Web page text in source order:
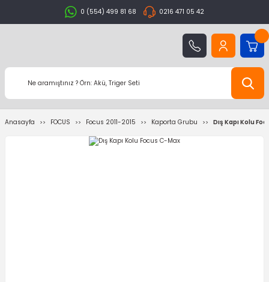
0 (554) 499 81 68 0216 471 05 42
Anasayfa FOCUS Focus 2011-2015 Kaporta Grubu Dış Kapı Kolu